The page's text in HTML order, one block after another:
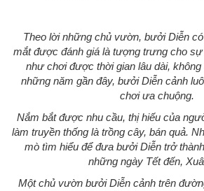
Theo lời những chủ vườn, bưởi Diễn
mắt được đánh giá là tượng trưng cho
như chơi được thời gian lâu dài, không
những năm gần đây, bưởi Diễn cảnh
chơi ưa chuộng.
Nắm bắt được nhu cầu, thị hiếu của
làm truyền thống là trồng cây, bán quả.
mò tìm hiểu để đưa bưởi Diễn trở
những ngày Tết đến,
Một chủ vườn bưởi Diễn cảnh trên